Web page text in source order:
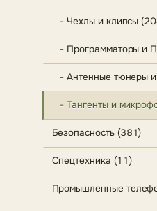
- Чехлы и клипсы
- Программаторы и
- Антенные тюнеры и
- Тангенты и
Безопасность (381)
Спецтехника (11)
Промышленные